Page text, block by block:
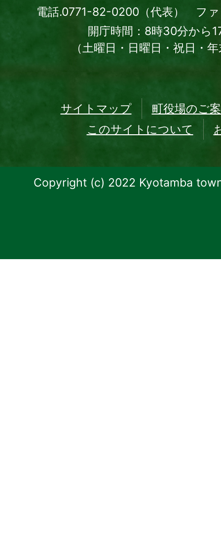
電話.0771-82-0200（代表） フ
開庁時間：8時30分から
（土曜日・日曜日・祝日・
サイトマップ
町役場のご
このサイトについて
Copyright (c) 2022 Kyotamba